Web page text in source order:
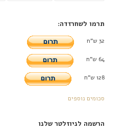
תרמו לשחרזדה:
32 ש"ח
64 ש"ח
128 ש"ח
סכומים נוספים
הרשמה לניוזלטר שלנו